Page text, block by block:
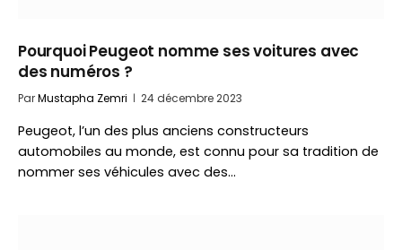
Pourquoi Peugeot nomme ses voitures avec
des numéros ?
ParMustapha Zemri 24 décembre 2023
Peugeot, l’un des plus anciens constructeurs
automobiles au monde, est connu pour sa tradition de
nommer ses véhicules avec des…